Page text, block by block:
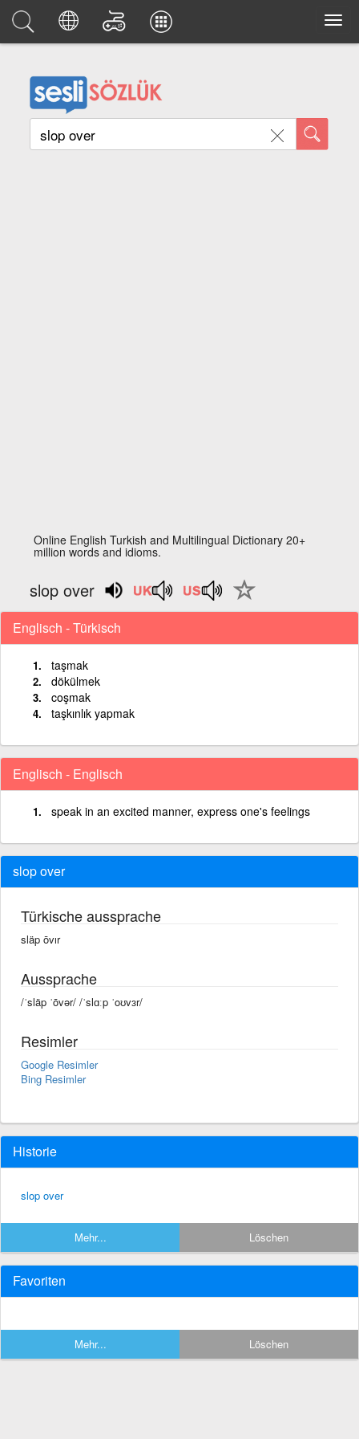
Online English Turkish and Multilingual Dictionary 20+
million words and idioms.
slop over
Englisch - Türkisch
taşmak
dökülmek
coşmak
taşkınlık yapmak
Englisch - Englisch
speak in an excited manner, express one's feelings
slop over
Türkische aussprache
släp ōvır
Aussprache
/ˈsläp ˈōvər/ /ˈslɑːp ˈoʊvɜr/
Resimler
Google Resimler
Bing Resimler
Historie
slop over
Mehr... Löschen
Favoriten
Mehr... Löschen